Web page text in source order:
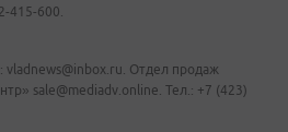
415-600.
vladnews@inbox.ru. Отдел продаж
sale@mediadv.online. Тел.: +7 (423)